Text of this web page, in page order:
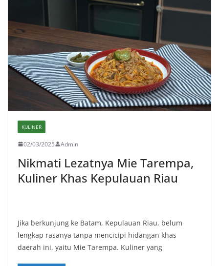
KULINER
02/03/2025 Admin
Nikmati Lezatnya Mie Tarempa,
Kuliner Khas Kepulauan Riau
Jika berkunjung ke Batam, Kepulauan Riau, belum
lengkap rasanya tanpa mencicipi hidangan khas
daerah ini, yaitu Mie Tarempa. Kuliner yang